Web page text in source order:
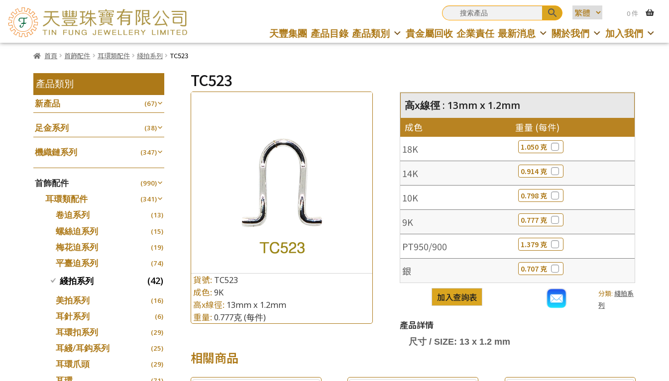
0 件
天豐集團 產品目錄 產品類別 貴金屬回收 企業責任 最新消息 關於我們 加入我們
首頁 首飾配件 耳環類配件 綫拍系列 TC523
TC523
產品查詢
*你的名字
貨號: TC523
成色: 9K
高x線徑: 13mm x 1.2mm
重量: 0.777克(每件)
高x線徑 : 13mm x 1.2mm
成色 重量 (每件)
18K 1.050 克
14K 0.914 克
10K 0.798 克
9K 0.777 克
PT950/900 1.379 克
銀 0.707 克
分類:綫拍系
列
加入查詢表
產品詳情
尺寸 / SIZE: 13 x 1.2 mm
相關商品
產品類別
新產品 (67)
足金系列 (38)
機織鏈系列 (347)
珠仔鏈 (25)
镶口链 (61)
管狀網鏈 (11)
十字鏈系列 (56)
十字車花鏈系列 (48)
十字閃O鏈系列 (27)
十字錘打鏈系列 (17)
側身車花鏈系列 (8)
側身鏈系列
肖邦鏈系列
雙十字鏈系列
水波鏈系列
蛇骨鏈系列
鏈尾系列
首飾配件 (990)
耳環類配件 (341)
卷迫系列 (13)
螺絲迫系列 (15)
梅花迫系列 (19)
平臺迫系列 (74)
綫拍系列 (42)
美拍系列 (16)
耳針系列 (6)
耳環扣系列 (29)
耳綫/耳鈎系列 (25)
耳環爪頭 (29)